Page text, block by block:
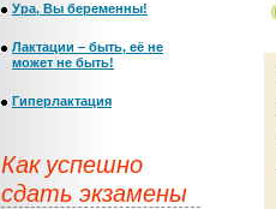
Ура, Вы беременны!
Лактации – быть, её не
может не быть!
Гиперлактация
Как успешно
сдать экзамены